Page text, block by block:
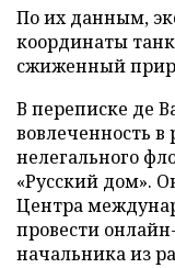
По их данным,
координаты
сжиженный
В переписке де
вовлеченность в
нелегального
«Русский дом».
Центра
провести
начальника из